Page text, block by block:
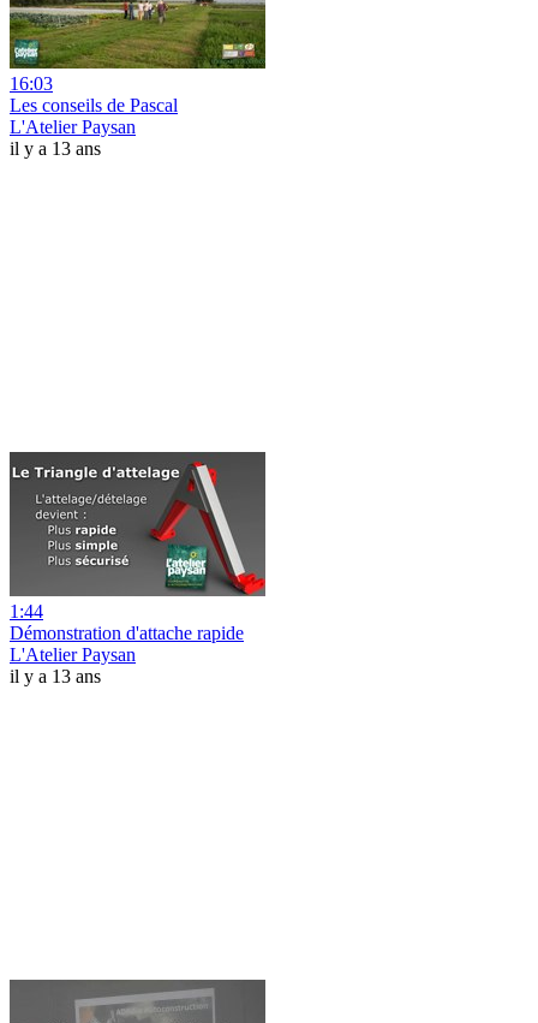
16:03
Les conseils de Pascal
L'Atelier Paysan
il y a 13 ans
1:44
Démonstration d'attache rapide
L'Atelier Paysan
il y a 13 ans